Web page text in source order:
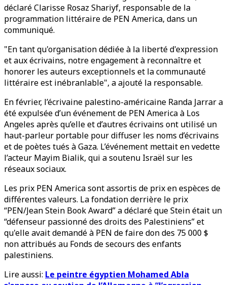
déclaré Clarisse Rosaz Shariyf, responsable de la
programmation littéraire de PEN America, dans un
communiqué.
"En tant qu'organisation dédiée à la liberté d'expression
et aux écrivains, notre engagement à reconnaître et
honorer les auteurs exceptionnels et la communauté
littéraire est inébranlable", a ajouté la responsable.
En février, l’écrivaine palestino-américaine Randa Jarrar a
été expulsée d’un événement de PEN America à Los
Angeles après qu’elle et d’autres écrivains ont utilisé un
haut-parleur portable pour diffuser les noms d’écrivains
et de poètes tués à Gaza. L’événement mettait en vedette
l’acteur Mayim Bialik, qui a soutenu Israël sur les
réseaux sociaux.
Les prix PEN America sont assortis de prix en espèces de
différentes valeurs. La fondation derrière le prix
“PEN/Jean Stein Book Award” a déclaré que Stein était un
“défenseur passionné des droits des Palestiniens” et
qu'elle avait demandé à PEN de faire don des 75 000 $
non attribués au Fonds de secours des enfants
palestiniens.
Lire aussi: Le peintre égyptien Mohamed Abla